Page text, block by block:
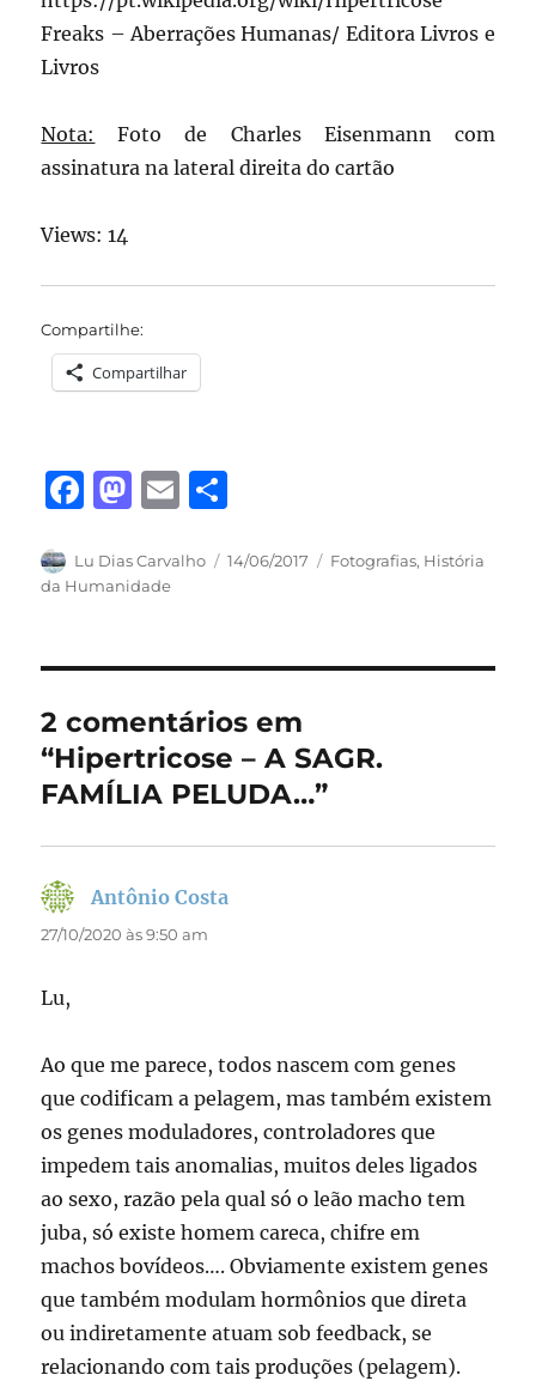
Freaks – Aberrações Humanas/ Editora Livros e
Livros
Nota:
Foto de Charles Eisenmann com
assinatura na lateral direita do cartão
Views: 14
Compartilhe:
Compartilhar
F
c
e
o
o
k
M
st
o
o
n
E
ai a
Autor
Lu Dias Carvalho
Publicado
14/06/2017 Categorias
Fotografias, História
da Humanidade
2 comentários em
“Hipertricose – A SAGR.
FAMÍLIA PELUDA…”
Antônio Costa
27/10/2020 às 9:50 am
Lu,
Ao que me parece, todos nascem com genes
que codificam a pelagem, mas também existem
os genes moduladores, controladores que
impedem tais anomalias, muitos deles ligados
ao sexo, razão pela qual só o leão macho tem
juba, só existe homem careca, chifre em
machos bovídeos…. Obviamente existem genes
que também modulam hormônios que direta
ou indiretamente atuam sob feedback, se
relacionando com tais produções (pelagem).